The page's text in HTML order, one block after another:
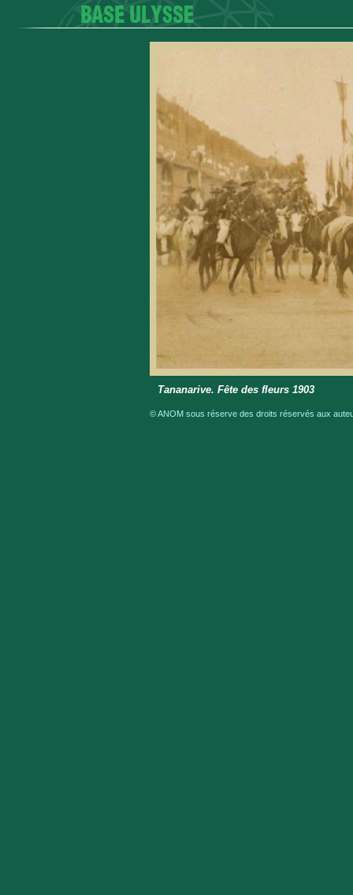
Tananarive. Fête des fleurs 1903
© ANOM sous réserve des droits réservés aux